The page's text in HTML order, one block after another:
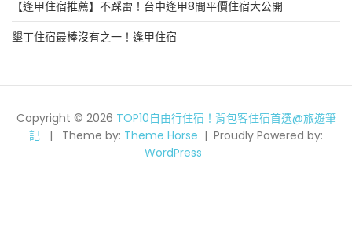
【逢甲住宿推薦】不踩雷！台中逢甲8間平價住宿大公開
墾丁住宿最棒沒有之一！逢甲住宿
Copyright © 2026 TOP10自由行住宿！背包客住宿首選@旅遊筆
記
Theme by: Theme Horse
Proudly Powered by:
WordPress